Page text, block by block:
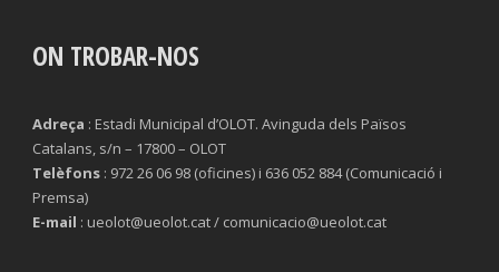
ON TROBAR-NOS
Adreça : Estadi Municipal d’OLOT. Avinguda dels Països
Catalans, s/n – 17800 – OLOT
Telèfons : 972 26 06 98 (oficines) i 636 052 884 (Comunicació i
Premsa)
E-mail : ueolot@ueolot.cat / comunicacio@ueolot.cat